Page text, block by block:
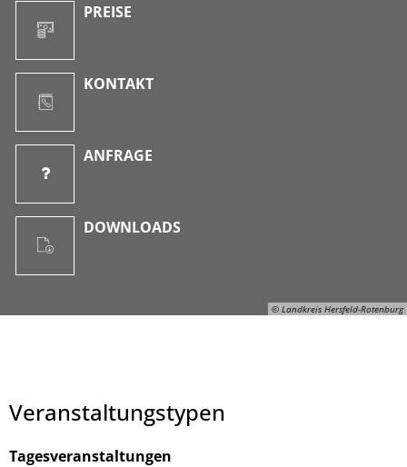
© Landkreis Hersfeld-Rotenburg
PREISE
KONTAKT
ANFRAGE
DOWNLOADS
Veranstaltungstypen
Tagesveranstaltungen